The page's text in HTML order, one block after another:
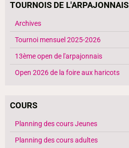
TOURNOIS DE L'ARPAJONNAIS
Archives
Tournoi mensuel 2025-2026
13ème open de l'arpajonnais
Open 2026 de la foire aux haricots
COURS
Planning des cours Jeunes
Planning des cours adultes